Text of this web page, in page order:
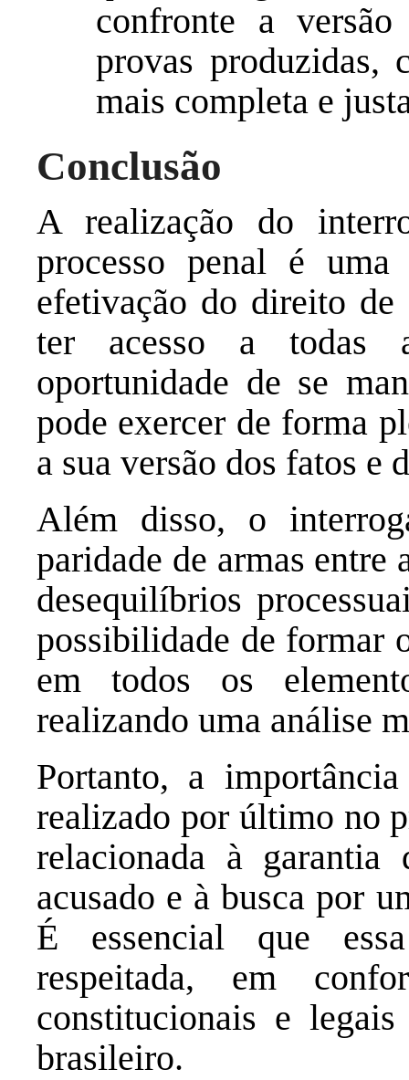
confronte a
provas produzidas,
mais completa e
Conclusão
A realização do
processo penal é
efetivação do direito de
ter acesso a todas
oportunidade de se
pode exercer de forma
a sua versão dos fatos e
Além disso, o
paridade de armas entre
desequilíbrios
possibilidade de formar
em todos os
realizando uma análise
Portanto, a
realizado por último no
relacionada à garantia
acusado e à busca por
É essencial que
respeitada, em
constitucionais e
brasileiro.